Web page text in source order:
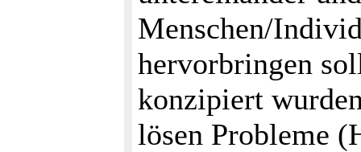
Menschen/
hervorbringen
konzipiert
lösen Probleme